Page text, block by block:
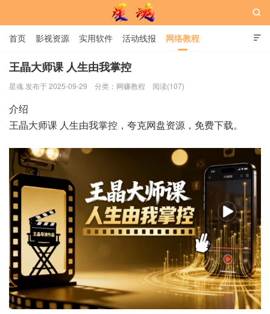

首页 影视资源 实用软件 活动线报 网络教程
用户中心 书籍 娱乐

王晶大师课 人生由我掌控
星魂 发布于 2025-09-29 分类： 网赚教程 阅读(107)
介绍
王晶大师课 人生由我掌控，夸克网盘资源，免费下载。